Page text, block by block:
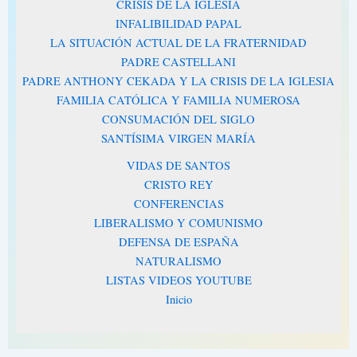
CRISIS DE LA IGLESIA
INFALIBILIDAD PAPAL
LA SITUACIÓN ACTUAL DE LA FRATERNIDAD
PADRE CASTELLANI
PADRE ANTHONY CEKADA Y LA CRISIS DE LA IGLESIA
FAMILIA CATÓLICA Y FAMILIA NUMEROSA
CONSUMACIÓN DEL SIGLO
SANTÍSIMA VIRGEN MARÍA
VIDAS DE SANTOS
CRISTO REY
CONFERENCIAS
LIBERALISMO Y COMUNISMO
DEFENSA DE ESPAÑA
NATURALISMO
LISTAS VIDEOS YOUTUBE
Inicio